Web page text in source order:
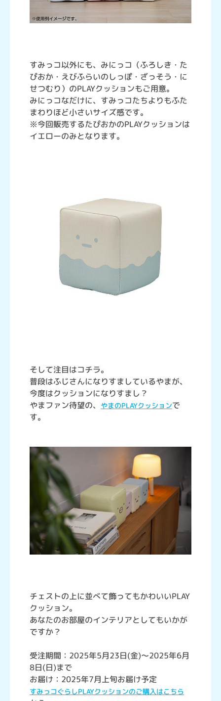
すみっコ以外にも、みにっコ（ふろしき・た
ぴおか・えびふらいのしっぽ・ざっそう・に
せつむり）のPLAYクッションもご用意。
みにっコなだけに、すみっコたちよりもふた
まわりほど小さいサイズ感です。
※今回販売するたぴおかのPLAYクッションは
イエローのみとなります。
そして注目はコチラ。
普段はふじさんになりすましているやまが、
今度はクッションになりすまし？
やまファン待望の、
やまのPLAYクッションで
す。
チェストの上に並べて飾ってもかわいいPLAY
クッション。
あなたのお部屋のインテリアとしてもいかが
ですか？
受注期間：2025年5月23日(金)～2025年6月
8日(日)まで
お届け：2025年7月上旬お届け予定
すみっコぐらしPLAYクッションのご購入はこちら